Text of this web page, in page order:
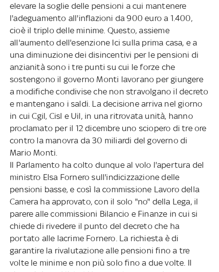
elevare la soglie delle pensioni a cui mantenere
l'adeguamento all'inflazioni da 900 euro a 1.400,
cioè il triplo delle minime. Questo, assieme
all'aumento dell'esenzione Ici sulla prima casa, e a
una diminuzione dei disincentivi per le pensioni di
anzianità sono i tre punti su cui le forze che
sostengono il governo Monti lavorano per giungere
a modifiche condivise che non stravolgano il decreto
e mantengano i saldi. La decisione arriva nel giorno
in cui Cgil, Cisl e Uil, in una ritrovata unità, hanno
proclamato per il 12 dicembre uno sciopero di tre ore
contro la manovra da 30 miliardi del governo di
Mario Monti.
Il Parlamento ha colto dunque al volo l'apertura del
ministro Elsa Fornero sull'indicizzazione delle
pensioni basse, e così la commissione Lavoro della
Camera ha approvato, con il solo "no" della Lega, il
parere alle commissioni Bilancio e Finanze in cui si
chiede di rivedere il punto del decreto che ha
portato alle lacrime Fornero. La richiesta è di
garantire la rivalutazione alle pensioni fino a tre
volte le minime e non più solo fino a due volte. Il